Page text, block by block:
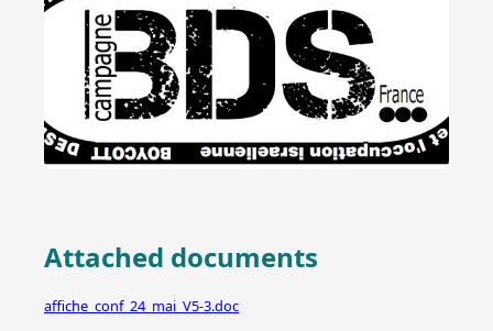
Attached documents
affiche_conf_24_mai_V5-3.doc